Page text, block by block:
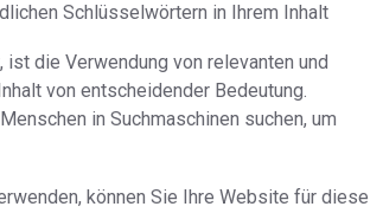
Schlüsselwörtern in Ihrem Inhalt
die Verwendung von relevanten und
von entscheidender Bedeutung.
in Suchmaschinen suchen, um
können Sie Ihre Website für diese